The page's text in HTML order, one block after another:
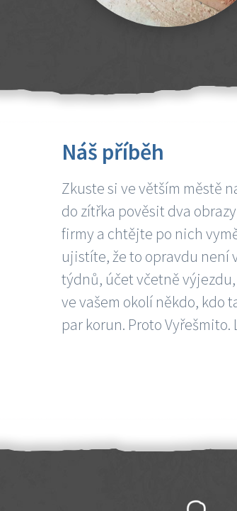
Náš příběh
Zkuste si ve větším městě
do zítřka pověsit dva
firmy a chtějte po nich
ujistíte, že to opravdu není
týdnů, účet včetně
ve vašem okolí někdo, kdo
par korun. Proto